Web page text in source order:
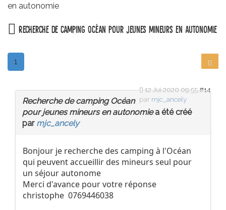
en autonomie
Recherche de camping Océan pour jeunes mineurs en autonomie
1
12 Jui 2020 09:55#14
par mjc_ancely
Recherche de camping Océan
pour jeunes mineurs en autonomiea été créé
par mjc_ancely
Bonjour je recherche des camping à l'Océan
qui peuvent accueillir des mineurs seul pour
un séjour autonome
Merci d'avance pour votre réponse
christophe 0769446038